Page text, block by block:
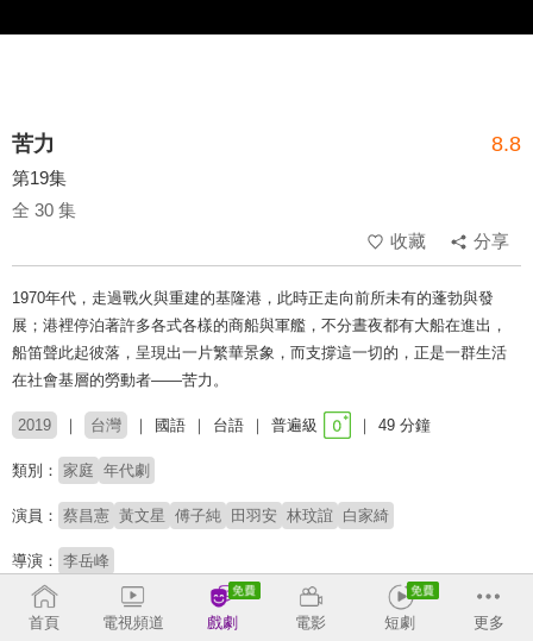
苦力 8.8
第19集
全 30 集
收藏
分享
1970年代，走過戰火與重建的基隆港，此時正走向前所未有的蓬勃與發
展；港裡停泊著許多各式各樣的商船與軍艦，不分晝夜都有大船在進出，
船笛聲此起彼落，呈現出一片繁華景象，而支撐這一切的，正是一群生活
在社會基層的勞動者——苦力。
2019 台灣 國語 台語 普遍級 49 分鐘
類別： 家庭 年代劇
演員： 蔡昌憲 黃文星 傅子純 田羽安 林玟誼 白家綺
導演： 李岳峰
# 男性情誼
# 勵志
首頁
電視頻道 戲劇 電影 短劇 更多